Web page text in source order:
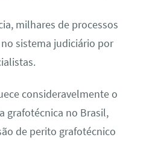
milhares de processos
sistema judiciário por
consideravelmente o
grafotécnica no Brasil,
de perito grafotécnico